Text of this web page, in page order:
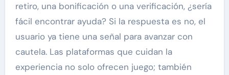
retiro, una bonificación o una verificación, ¿sería
fácil encontrar ayuda? Si la respuesta es no, el
usuario ya tiene una señal para avanzar con
cautela. Las plataformas que cuidan la
experiencia no solo ofrecen juego; también